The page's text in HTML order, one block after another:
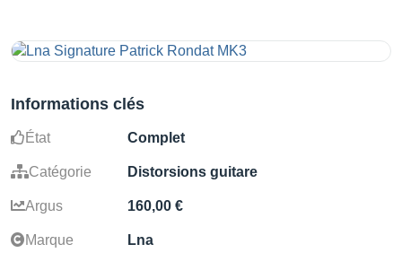
Informations clés
État Complet
Catégorie Distorsions guitare
Argus 160,00 €
Marque Lna